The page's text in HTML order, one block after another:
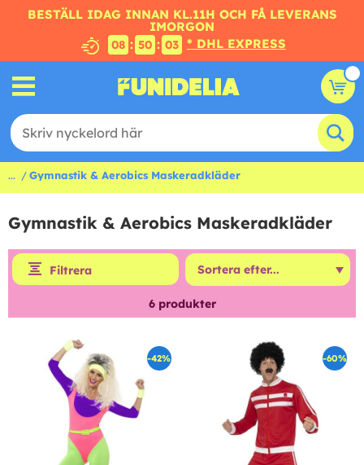
BESTÄLL IDAG INNAN KL.11H OCH FÅ LEVERANS
IMORGON
08 : 50 : 02 * DHL EXPRESS
... Gymnastik & Aerobics Maskeradkläder
Gymnastik & Aerobics Maskeradkläder
Filtrera
6produkter
-42% -60%